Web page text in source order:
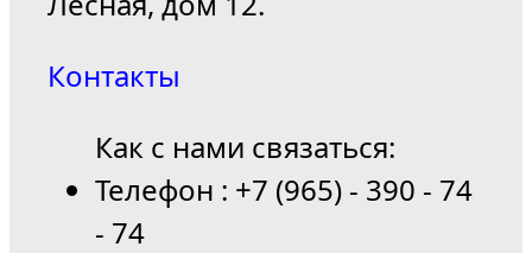
Контакты
Как с нами связаться:
Телефон : +7 (965) - 390 - 74
- 74